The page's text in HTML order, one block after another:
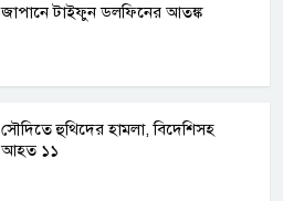
জাপানে টাইফুন ডলফিনের আতঙ্ক
সৌদিতে হুথিদের হামলা, বিদেশিসহ
আহত ১১